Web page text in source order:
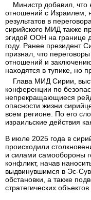
Министр добавил, что
отношений с Израилем,
результатов в
сирийского МИД также
эгидой ООН на границе
году. Ранее президент
признал, что
отношений и
находятся в тупике, но
Глава МИД Сирии,
конференции по
непрекращающиеся
опасности жизни
всем регионе. По его
израильские действия
В июле 2025 года в
происходили
и силами самообороны
конфликт, начав
выдвинувшимся в Эс-
обстановки, а также
стратегических